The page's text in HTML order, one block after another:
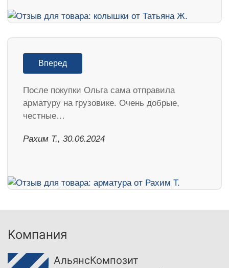
Вперед
После покупки Ольга сама отправила
арматуру на грузовике. Очень добрые,
честные…
Рахим Т., 30.06.2024
Компания
АльянсКомпозит